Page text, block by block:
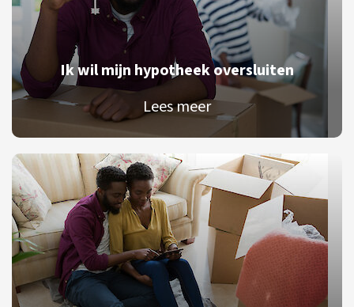
Ik wil mijn hypotheek oversluiten
Lees meer